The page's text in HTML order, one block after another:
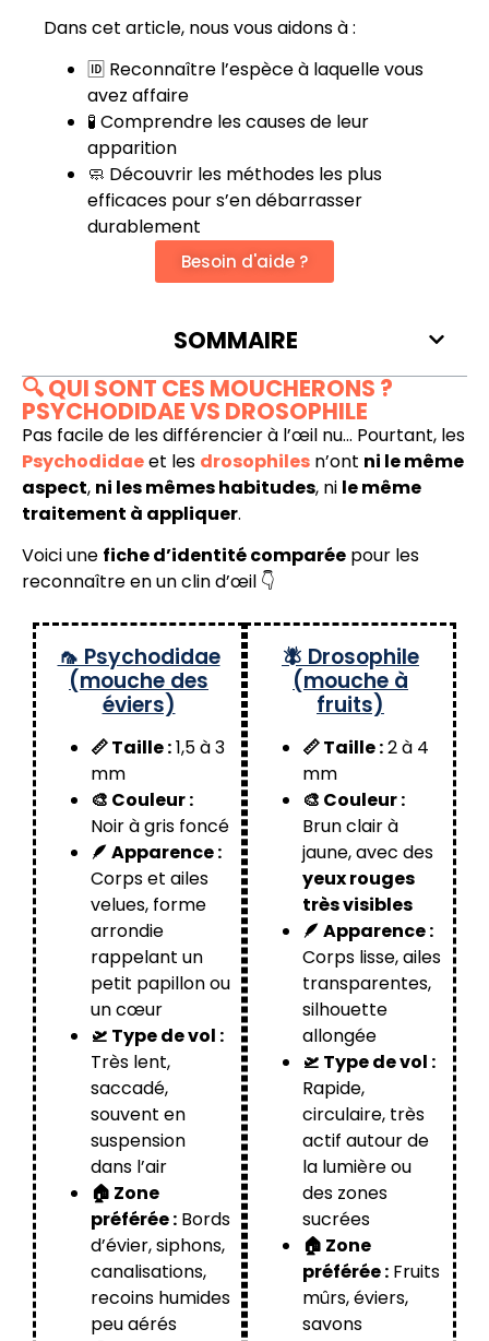
Dans cet article, nous vous aidons à :
🆔 Reconnaître l’espèce à laquelle vous
avez affaire
🧪 Comprendre les causes de leur
apparition
🧼 Découvrir les méthodes les plus
efficaces pour s’en débarrasser
durablement
Besoin d'aide ?
SOMMAIRE
🔍 QUI SONT CES MOUCHERONS ?
PSYCHODIDAE VS DROSOPHILE
Pas facile de les différencier à l’œil nu… Pourtant, les
Psychodidaeet les drosophiles n’ont ni le même
aspect, ni les mêmes habitudes, ni le même
traitement à appliquer.
Voici une fiche d’identité comparée pour les
reconnaître en un clin d’œil 👇
🦟 Psychodidae
(mouche des
éviers)
📏 Taille :1,5 à 3
mm
🎨 Couleur :
Noir à gris foncé
🪶 Apparence :
Corps et ailes
velues, forme
arrondie
rappelant un
petit papillon ou
un cœur
🛫 Type de vol :
Très lent,
saccadé,
souvent en
suspension
dans l’air
🏠 Zone
préférée : Bords
d’évier, siphons,
canalisations,
recoins humides
peu aérés
🪰 Drosophile
(mouche à
fruits)
📏 Taille :2 à 4
mm
🎨 Couleur :
Brun clair à
jaune, avec des
yeux rouges
très visibles
🪶 Apparence :
Corps lisse, ailes
transparentes,
silhouette
allongée
🛫 Type de vol :
Rapide,
circulaire, très
actif autour de
la lumière ou
des zones
sucrées
🏠 Zone
préférée : Fruits
mûrs, éviers,
savons